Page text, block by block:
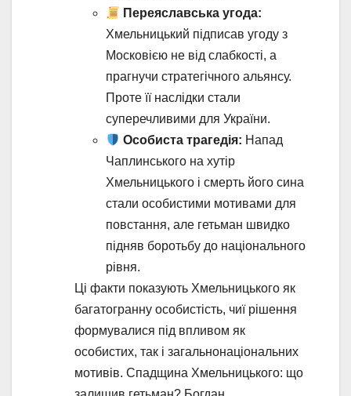
Переяславська угода:
Хмельницький підписав угоду з
Московією не від слабкості, а
прагнучи стратегічного альянсу.
Проте її наслідки стали
суперечливими для України.
Особиста трагедія: Напад
Чаплинського на хутір
Хмельницького і смерть його сина
стали особистими мотивами для
повстання, але гетьман швидко
підняв боротьбу до національного
рівня.
Ці факти показують Хмельницького як
багатогранну особистість, чиї рішення
формувалися під впливом як
особистих, так і загальнонаціональних
мотивів. Спадщина Хмельницького: що